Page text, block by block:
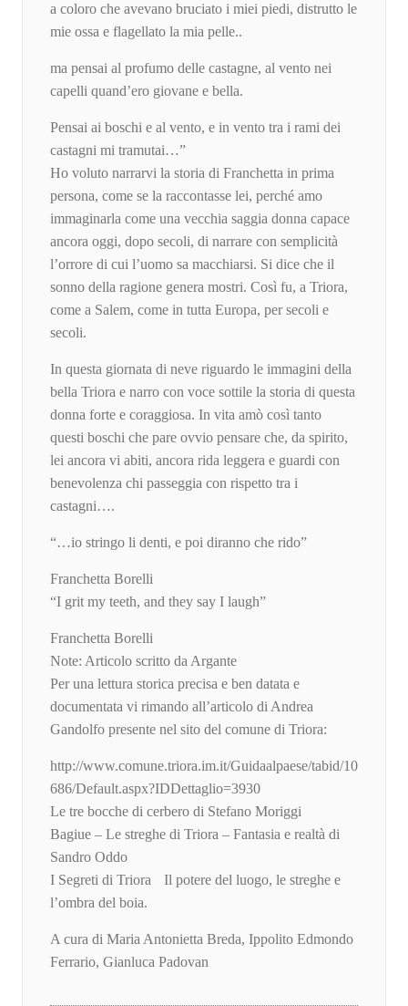
a coloro che avevano bruciato i miei piedi, distrutto le
mie ossa e flagellato la mia pelle..
ma pensai al profumo delle castagne, al vento nei
capelli quand’ero giovane e bella.
Pensai ai boschi e al vento, e in vento tra i rami dei
castagni mi tramutai…”
Ho voluto narrarvi la storia di Franchetta in prima
persona, come se la raccontasse lei, perché amo
immaginarla come una vecchia saggia donna capace
ancora oggi, dopo secoli, di narrare con semplicità
l’orrore di cui l’uomo sa macchiarsi. Si dice che il
sonno della ragione genera mostri. Così fu, a Triora,
come a Salem, come in tutta Europa, per secoli e
secoli.
In questa giornata di neve riguardo le immagini della
bella Triora e narro con voce sottile la storia di questa
donna forte e coraggiosa. In vita amò così tanto
questi boschi che pare ovvio pensare che, da spirito,
lei ancora vi abiti, ancora rida leggera e guardi con
benevolenza chi passeggia con rispetto tra i
castagni….
“…io stringo li denti, e poi diranno che rido”
Franchetta Borelli
“I grit my teeth, and they say I laugh”
Franchetta Borelli
Note: Articolo scritto da Argante
Per una lettura storica precisa e ben datata e
documentata vi rimando all’articolo di Andrea
Gandolfo presente nel sito del comune di Triora:
http://www.comune.triora.im.it/Guidaalpaese/tabid/10
686/Default.aspx?IDDettaglio=3930
Le tre bocche di cerbero di Stefano Moriggi
Bagiue – Le streghe di Triora – Fantasia e realtà di
Sandro Oddo
I Segreti di Triora Il potere del luogo, le streghe e
l’ombra del boia.
A cura di Maria Antonietta Breda, Ippolito Edmondo
Ferrario, Gianluca Padovan